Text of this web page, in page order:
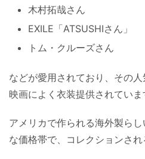
木村拓哉さん
EXILE「ATSUSHIさん」
トム・クルーズさん
などが愛用されており、その
映画によく衣装提供されていま
アメリカで作られる海外製ら
な価格帯で、コレクションされ